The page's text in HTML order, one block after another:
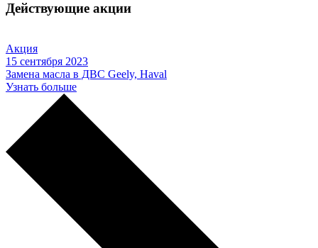
Действующие акции
Акция
15 сентября 2023
Замена масла в ДВС Geely, Haval
Узнать больше